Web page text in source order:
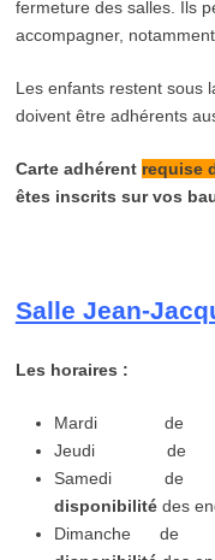
fermeture des salles. Ils
accompagner,
Les enfants restent sous
doivent être adhérents
Carte adhérent requise
êtes inscrits sur vos
Salle Jean-
Les horaires :
Mardi de
Jeudi de
Samedi de 13h
disponibilitédes
Dimanche de